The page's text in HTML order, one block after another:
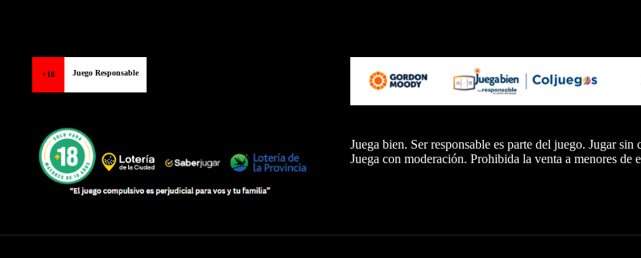
+18 Juego Responsable
Juega bien. Ser responsable es parte del juego. Jugar
Juega con moderación. Prohibida la venta a menores de